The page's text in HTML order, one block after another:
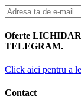
Oferte
TELEGRAM.
Click aici pentru a
Contact